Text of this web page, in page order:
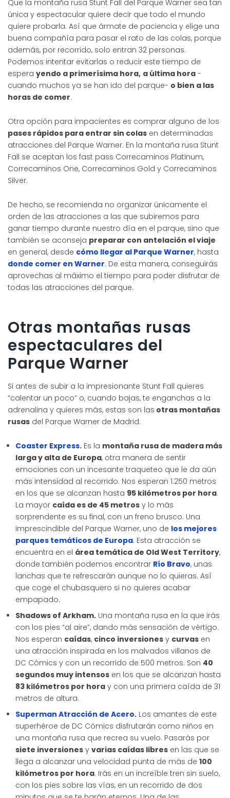
Que la montaña rusa Stunt Fall del Parque Warner sea tan
única y espectacular quiere decir que todo el mundo
quiere probarla. Así que ármate de paciencia y elige una
buena compañía para pasar el rato de las colas, porque
además, por recorrido, solo entran 32 personas.
Podemos intentar evitarlas o reducir este tiempo de
espera yendo a primerísima hora, a última hora -
cuando muchos ya se han ido del parque- o bien a las
horas de comer.
Otra opción para impacientes es comprar alguno de los
pases rápidos para entrar sin colas en determinadas
atracciones del Parque Warner. En la montaña rusa Stunt
Fall se aceptan los fast pass Correcaminos Platinum,
Correcaminos One, Correcaminos Gold y Correcaminos
Silver.
De hecho, se recomienda no organizar únicamente el
orden de las atracciones a las que subiremos para
ganar tiempo durante nuestro día en el parque, sino que
también se aconseja preparar con antelación el viaje
en general, desde cómo llegar al Parque Warner, hasta
donde comer en Warner. De esta manera, conseguirás
aprovechas al máximo el tiempo para poder disfrutar de
todas las atracciones del parque.
Otras montañas rusas
espectaculares del
Parque Warner
Si antes de subir a la impresionante Stunt Fall quieres
“calentar un poco” o, cuando bajas, te enganchas a la
adrenalina y quieres más, estas son las otras montañas
rusas del Parque Warner de Madrid:
Coaster Express. Es la montaña rusa de madera más
larga y alta de Europa, otra manera de sentir
emociones con un incesante traqueteo que le da aún
más intensidad al recorrido. Nos esperan 1.250 metros
en los que se alcanzan hasta 95 kilómetros por hora.
La mayor caída es de 45 metros y lo más
sorprendente es su final, con un freno brusco. Una
imprescindible del Parque Warner, uno de los mejores
parques temáticos de Europa. Esta atracción se
encuentra en el área temática de Old West Territory,
donde también podemos encontrar Río Bravo, unas
lanchas que te refrescarán aunque no lo quieras. Así
que coge el chubasquero si no quieres acabar
empapado.
Shadows of Arkham. Una montaña rusa en la que irás
con los pies “al aire”, dando más sensación de vértigo.
Nos esperan caídas, cinco inversiones y curvas en
una atracción inspirada en los malvados villanos de
DC Cómics y con un recorrido de 500 metros. Son 40
segundos muy intensos en los que se alcanzan hasta
83 kilómetros por hora y con una primera caída de 31
metros de altura.
Superman Atracción de Acero. Los amantes de este
superhéroe de DC Cómics disfrutarán como niños en
una montaña rusa que recrea su vuelo. Pasarás por
siete inversiones y varias caídas libres en las que se
llega a alcanzar una velocidad punta de más de 100
kilómetros por hora. Irás en un increíble tren sin suelo,
con los pies sobre las vías, en un recorrido de dos